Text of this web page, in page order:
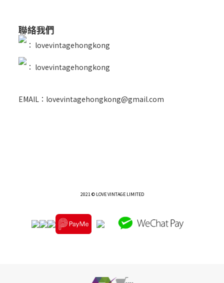
聯絡我們
： lovevintagehongkong
： lovevintagehongkong
EMAIL：lovevintagehongkong@gmail.com
2021 © LOVE VINTAGE LIMITED